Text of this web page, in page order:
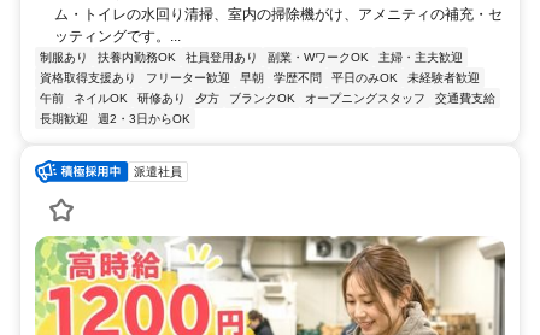
ム・トイレの水回り清掃、室内の掃除機がけ、アメニティの補充・セ
ッティングです。...
制服あり 扶養内勤務OK 社員登用あり 副業・WワークOK
主婦・主夫歓迎
資格取得支援あり
フリーター歓迎 早朝 学歴不問 平日のみOK
未経験者歓迎
午前
ネイルOK 研修あり 夕方 ブランクOK オープニングスタッフ
交通費支給
長期歓迎
週2・3日からOK
派遣社員